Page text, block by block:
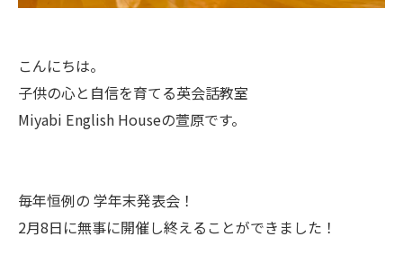
こんにちは。
子供の心と自信を育てる英会話教室
Miyabi English Houseの萱原です。
毎年恒例の 学年末発表会！
2月8日に無事に開催し終えることができました！